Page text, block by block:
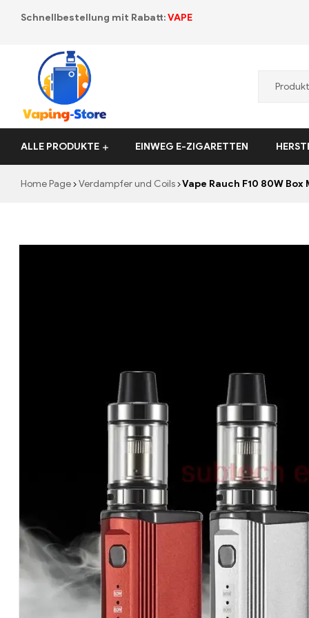
Schnellbestellung mit Rabatt:VAPE
Vaping-
Store.de
ALLE PRODUKTE EINWEG E-ZIGARETTEN
Home Page Verdampfer und Coils Vape Rauch F10 80W